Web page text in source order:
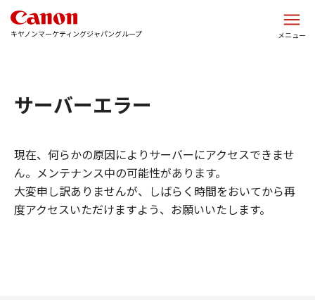
キヤノンマーケティングジャパングループ メニュー
サーバーエラー
現在、何らかの原因によりサーバーにアクセスできませ
ん。メンテナンス中の可能性があります。
大変申し訳ありませんが、しばらく時間をおいてから再
度アクセスいただけますよう、お願いいたします。